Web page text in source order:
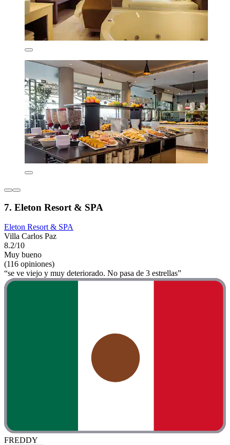
7. Eleton Resort & SPA
Eleton Resort & SPA
Villa Carlos Paz
8.2/10
Muy bueno
(116 opiniones)
“se ve viejo y muy deteriorado. No pasa de 3 estrellas”
FREDDY